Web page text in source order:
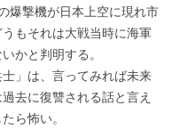
爆撃機が日本上空に現れ市
もそれは大戦当時に海軍
かと判明する。
」は、言ってみれば未来
去に復讐される話と言え
ら怖い。